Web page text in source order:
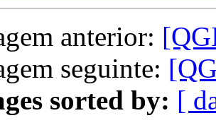
anterior:
seguinte:
sorted by: [